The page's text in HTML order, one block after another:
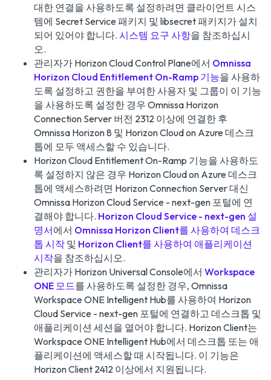
대한 연결을 사용하도록 설정하려면 클라이언트 시스
템에 Secret Service 패키지 및 libsecret 패키지가 설치
되어 있어야 합니다. 시스템 요구 사항을 참조하십시
오.
관리자가 Horizon Cloud Control Plane에서 Omnissa
Horizon Cloud Entitlement On-Ramp 기능을 사용하
도록 설정하고 권한을 부여한 사용자 및 그룹이 이 기능
을 사용하도록 설정한 경우 Omnissa Horizon
Connection Server 버전 2312 이상에 연결한 후
Omnissa Horizon 8 및 Horizon Cloud on Azure 데스크
톱에 모두 액세스할 수 있습니다.
Horizon Cloud Entitlement On-Ramp 기능을 사용하도
록 설정하지 않은 경우 Horizon Cloud on Azure 데스크
톱에 액세스하려면 Horizon Connection Server 대신
Omnissa Horizon Cloud Service - next-gen 포털에 연
결해야 합니다. Horizon Cloud Service - next-gen 설
명서에서 Omnissa Horizon Client를 사용하여 데스크
톱 시작 및 Horizon Client를 사용하여 애플리케이션
시작을 참조하십시오.
관리자가 Horizon Universal Console에서 Workspace
ONE 모드를 사용하도록 설정한 경우, Omnissa
Workspace ONE Intelligent Hub를 사용하여 Horizon
Cloud Service - next-gen 포털에 연결하고 데스크톱 및
애플리케이션 세션을 열어야 합니다. Horizon Client는
Workspace ONE Intelligent Hub에서 데스크톱 또는 애
플리케이션에 액세스할 때 시작됩니다. 이 기능은
Horizon Client 2412 이상에서 지원됩니다.